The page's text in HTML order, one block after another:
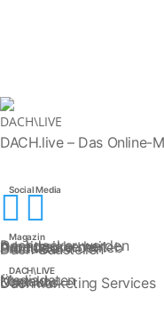
DACH.live – Das Online-
Social Media
 
Magazin
Dach-Baustellen
Produkte
Dachdeckerbetrieb
Arbeitssicherheit
Dachdecker werden
DACH\LIVE
Dachmarketing Services
Über uns
Kontakt
Mediadaten